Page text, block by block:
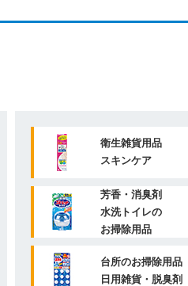
衛生雑貨用品
スキンケア
芳香・消臭剤
水洗トイレの
お掃除用品
台所のお掃除用品
日用雑貨・脱臭剤